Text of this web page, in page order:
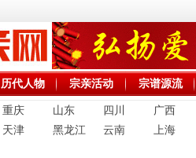
历代人物 宗亲活动 宗谱源流
重庆 山东 四川
广西
天津 黑龙江 云南
上海